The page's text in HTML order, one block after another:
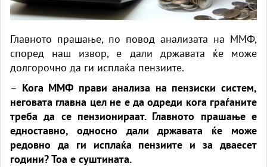
Главното прашање, по повод анализата на ММФ,
според наш извор, е дали државата ќе може
долгорочно да ги исплаќа пензиите.
– Кога ММФ прави анализа на пензиски систем,
неговата главна цел не е да одреди кога граѓаните
треба да се пензионираат. Главното прашање е
едноставно, односно дали државата ќе може
редовно да ги исплаќа пензиите и за дваесет
години? Тоа е суштината.